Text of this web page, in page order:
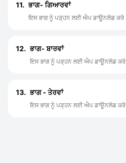
11. ਭਾਗ- ਗਿਆਰਵਾਂ
ਇਸ ਭਾਗ ਨੂੰ ਪੜ੍ਹਨ ਲਈ ਐਪ ਡਾਊਨਲੋਡ ਕਰੋ
12. ਭਾਗ- ਬਾਰਵਾਂ
ਇਸ ਭਾਗ ਨੂੰ ਪੜ੍ਹਨ ਲਈ ਐਪ ਡਾਊਨਲੋਡ ਕਰੋ
13. ਭਾਗ - ਤੇਰਵਾਂ
ਇਸ ਭਾਗ ਨੂੰ ਪੜ੍ਹਨ ਲਈ ਐਪ ਡਾਊਨਲੋਡ ਕਰੋ